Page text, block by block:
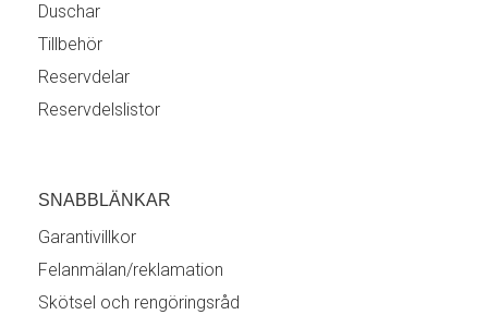
Duschar
Tillbehör
Reservdelar
Reservdelslistor
SNABBLÄNKAR
Garantivillkor
Felanmälan/reklamation
Skötsel och rengöringsråd